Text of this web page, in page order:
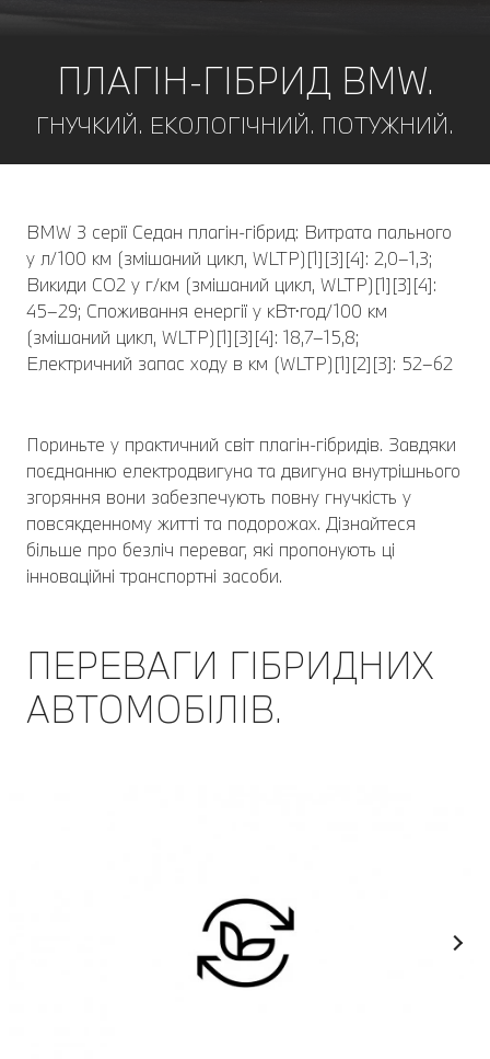
ПЛАГІН-ГІБРИД BMW.
ГНУЧКИЙ. ЕКОЛОГІЧНИЙ. ПОТУЖНИЙ.
BMW 3 серії Седан плагін-гібрид: Витрата пального
у л/100 км (змішаний цикл, WLTP)[1][3][4]: 2,0–1,3;
Викиди CO2 у г/км (змішаний цикл, WLTP)[1][3][4]:
45–29; Споживання енергії у кВт⋅год/100 км
(змішаний цикл, WLTP)[1][3][4]: 18,7–15,8;
Електричний запас ходу в км (WLTP)[1][2][3]: 52–62
Пориньте у практичний світ плагін-гібридів. Завдяки
поєднанню електродвигуна та двигуна внутрішнього
згоряння вони забезпечують повну гнучкість у
повсякденному житті та подорожах. Дізнайтеся
більше про безліч переваг, які пропонують ці
інноваційні транспортні засоби.
ПЕРЕВАГИ ГІБРИДНИХ
АВТОМОБІЛІВ.